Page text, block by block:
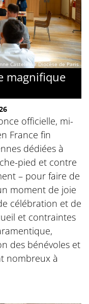
Castelein / Diocèse de Paris
magnifique
officielle, mi-
France fin
dédiées à
pied et contre
– pour faire de
moment de joie
célébration et de
et contraintes
des bénévoles et
nombreux à